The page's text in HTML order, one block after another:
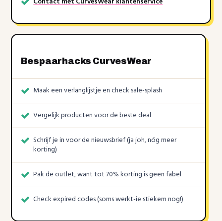
Bespaarhacks CurvesWear
Maak een verlanglijstje en check sale-splash
Vergelijk producten voor de beste deal
Schrijf je in voor de nieuwsbrief (ja joh, nóg meer
korting)
Pak de outlet, want tot 70% korting is geen fabel
Check expired codes (soms werkt-ie stiekem nog!)